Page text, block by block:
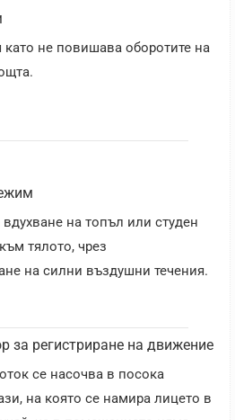
като не повишава оборотите на
на топъл или студен
тялото, чрез
на силни въздушни течения.
за регистриране на движение
се насочва в посока
на която се намира лицето в